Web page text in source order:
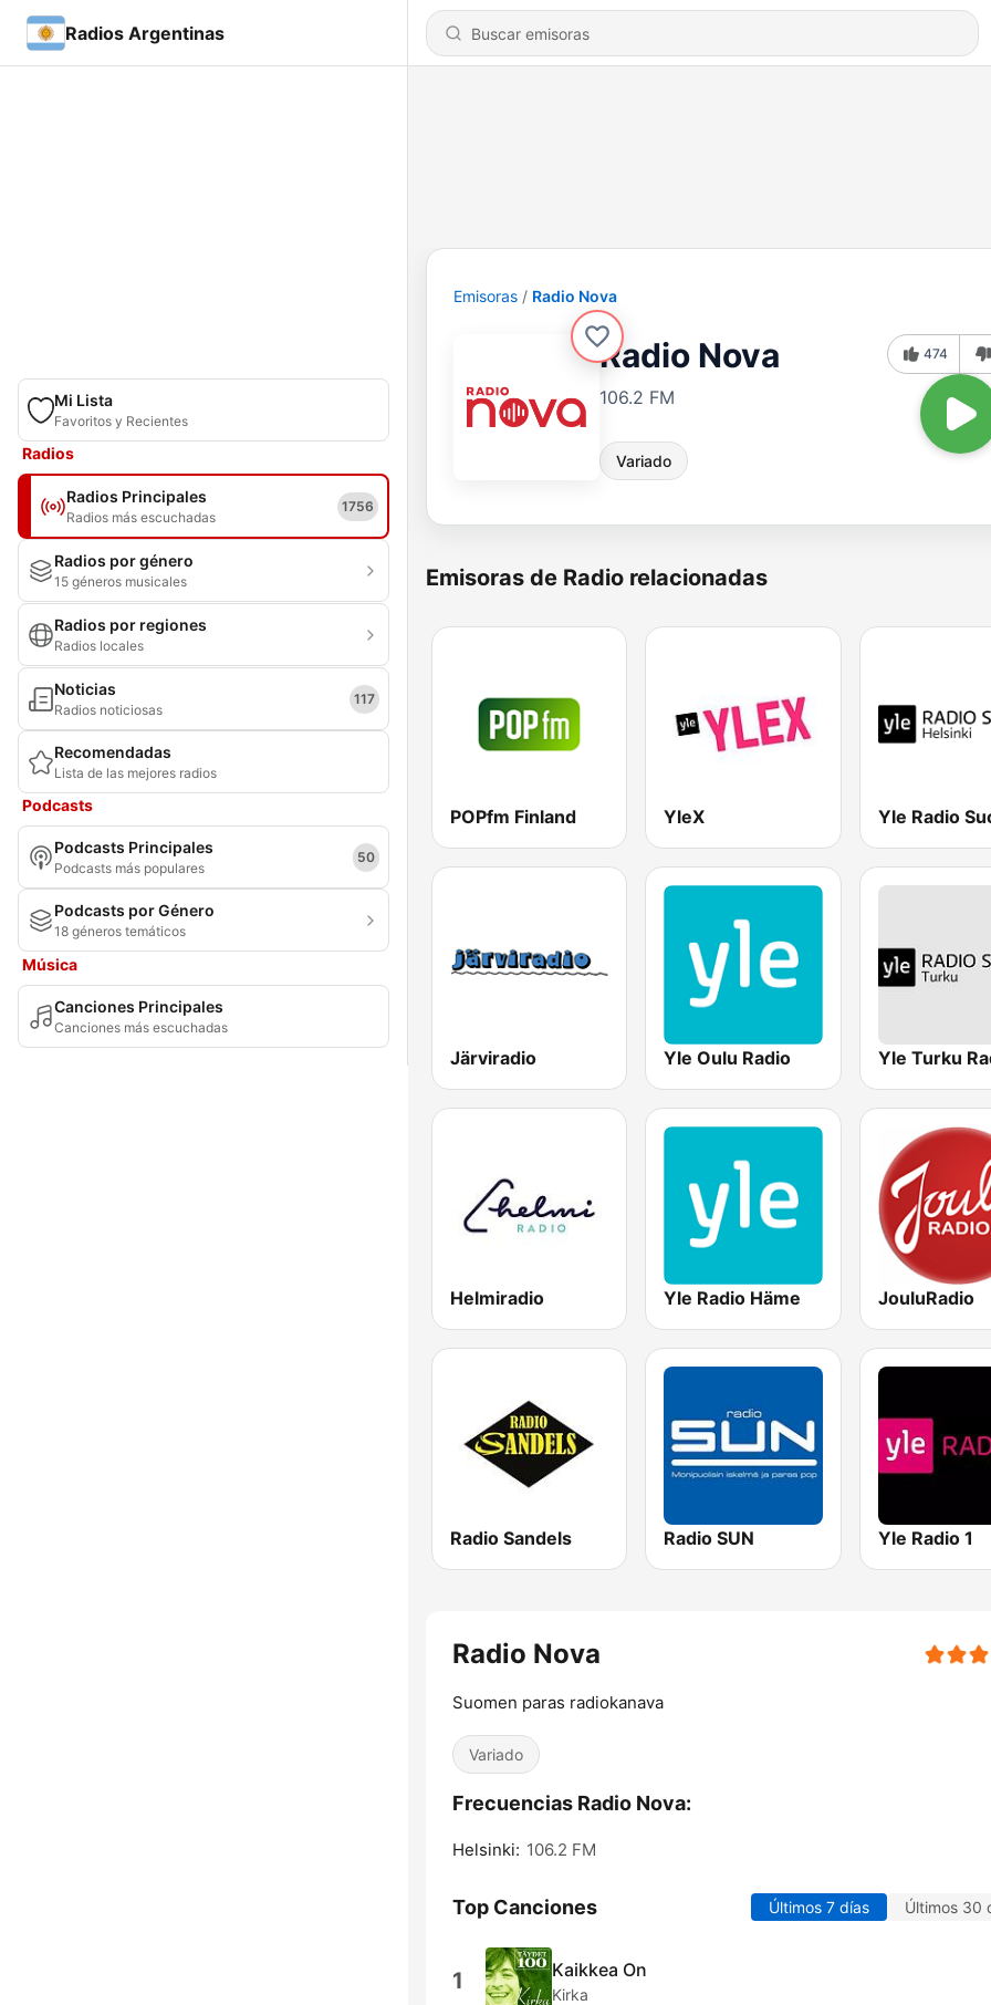
Radios Argentinas
Mi Lista
Favoritos y Recientes
Radios
Radios Principales
Radios más escuchadas
1756
Radios por género
15 géneros musicales
Radios por regiones
Radios locales
Noticias
Radios noticiosas
117
Recomendadas
Lista de las mejores radios
Podcasts
Podcasts Principales
Podcasts más populares
50
Podcasts por Género
18 géneros temáticos
Música
Canciones Principales
Canciones más escuchadas
Emisoras Radio Nova
Radio Nova
106.2 FM
Variado
474
Emisoras de Radio relacionadas
POPfm Finland YleX
Järviradio Yle Oulu Radio
Helmiradio Yle Radio Häme JouluRadio
Radio Sandels Radio SUN Yle Radio 1
Radio Nova
Suomen paras radiokanava
Variado
Frecuencias Radio Nova:
Helsinki: 106.2 FM
Top Canciones Últimos 7 días Últimos 30
1 Kaikkea On
Kirka